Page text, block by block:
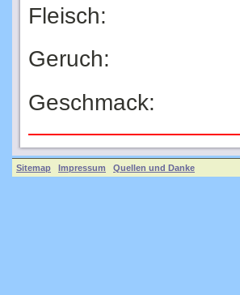
Fleisch:
Geruch:
Geschmack:
Sitemap Impressum Quellen und Danke